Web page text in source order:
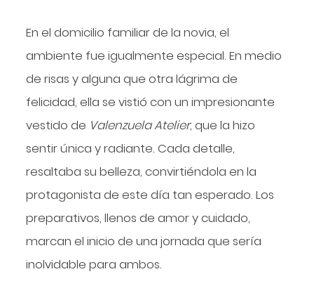
En el domicilio familiar de la novia, el
ambiente fue igualmente especial. En medio
de risas y alguna que otra lágrima de
felicidad, ella se vistió con un impresionante
vestido de Valenzuela Atelier, que la hizo
sentir única y radiante. Cada detalle,
resaltaba su belleza, convirtiéndola en la
protagonista de este día tan esperado. Los
preparativos, llenos de amor y cuidado,
marcan el inicio de una jornada que sería
inolvidable para ambos.